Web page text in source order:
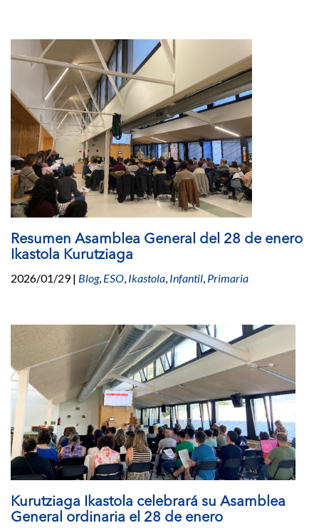
Resumen Asamblea General del 28 de enero
Ikastola Kurutziaga
2026/01/29| Blog, ESO Ikastola Infantil Primaria
Kurutziaga Ikastola celebrará su Asamblea
General ordinaria el 28 de enero